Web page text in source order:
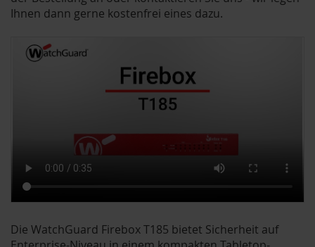
Ihnen dann gerne kostenfrei eines dazu.
Die WatchGuard Firebox T185 bietet Sicherheit auf